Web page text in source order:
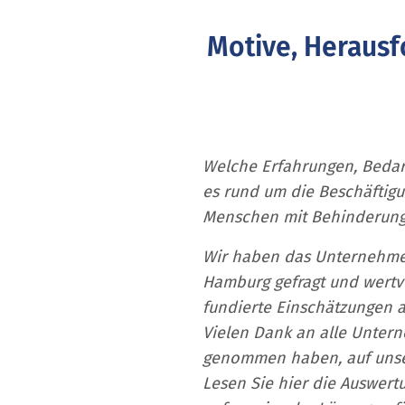
Motive,
Welche Erfahrungen,
es rund um die
Menschen mit
Wir haben das
Hamburg gefragt und
fundierte Einschätzungen
Vielen Dank an alle
genommen haben, auf
Lesen Sie hier die